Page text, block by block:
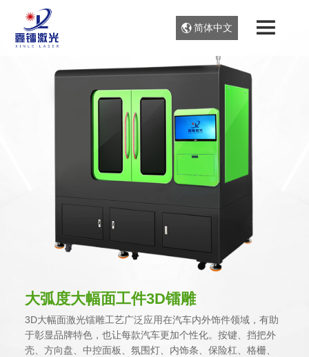
简体中文
大弧度大幅面工件3D镭雕
3D大幅面激光镭雕工艺广泛应用在汽车内外饰件领域，有助
于彰显品牌特色，也让每款汽车更加个性化。按键、挡把外
壳、方向盘、中控面板、氛围灯、内饰条、保险杠、格栅、